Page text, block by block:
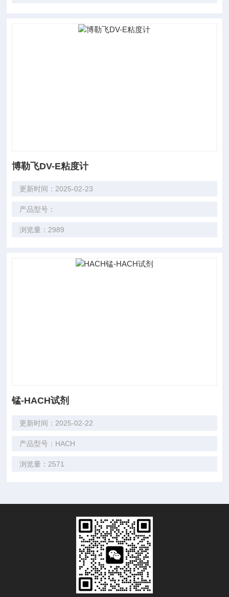
博勒飞DV-E粘度计
更新时间：2025-02-23
产品型号：
浏览量：2989
锰-HACH试剂
更新时间：2025-02-22
产品型号：HACH
浏览量：2571